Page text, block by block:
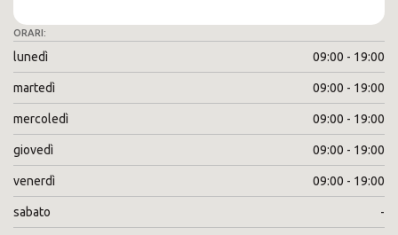
ORARI:
lunedì 09:00 - 19:00
martedì 09:00 - 19:00
mercoledì 09:00 - 19:00
giovedì 09:00 - 19:00
venerdì 09:00 - 19:00
sabato -